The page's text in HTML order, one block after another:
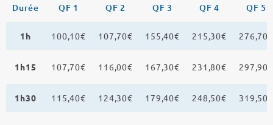
Durée QF 1 QF 2 QF 3 QF 4 QF 5
1h 100,10€ 107,70€ 155,40€ 215,30€ 276,70€
1h15 107,70€ 116,00€ 167,30€ 231,80€ 297,90€
1h30 115,40€ 124,30€ 179,40€ 248,50€ 319,50€